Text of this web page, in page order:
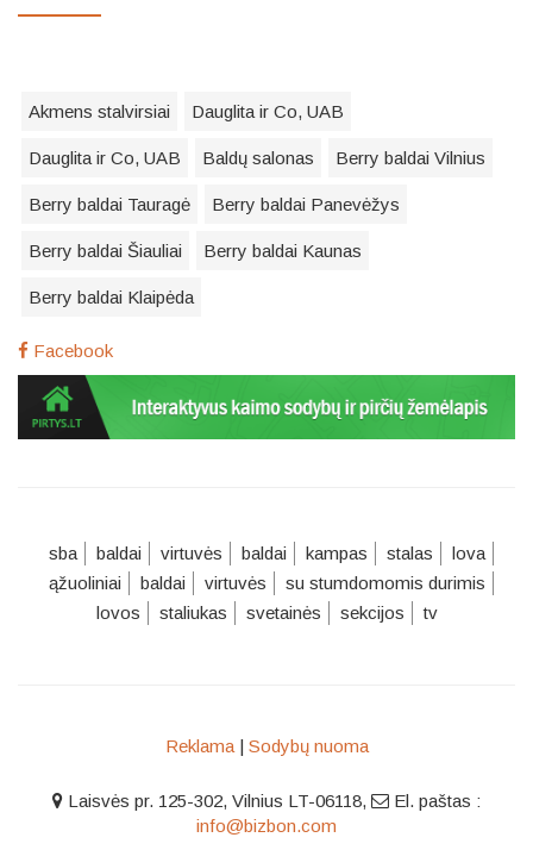
Akmens stalvirsiai Dauglita ir Co, UAB
Dauglita ir Co, UAB Baldų salonas Berry baldai Vilnius
Berry baldai Tauragė Berry baldai Panevėžys
Berry baldai Šiauliai Berry baldai Kaunas
Berry baldai Klaipėda
Facebook
sba baldai virtuvės baldai kampas stalas
lova
ąžuoliniai
baldai virtuvės
su stumdomomis durimis
lovos
staliukas svetainės sekcijos tv
Reklama| Sodybų nuoma
Laisvės pr. 125-302, Vilnius LT-06118,
El. paštas :
info@bizbon.com